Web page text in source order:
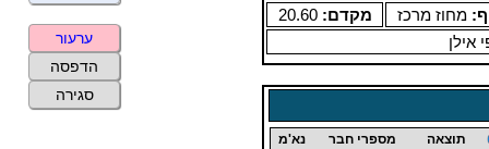
מחוז מרכז מקדם:20.60
אילן
תוצאה מספרי חבר נא'מ
ערעור
הדפסה
סגירה